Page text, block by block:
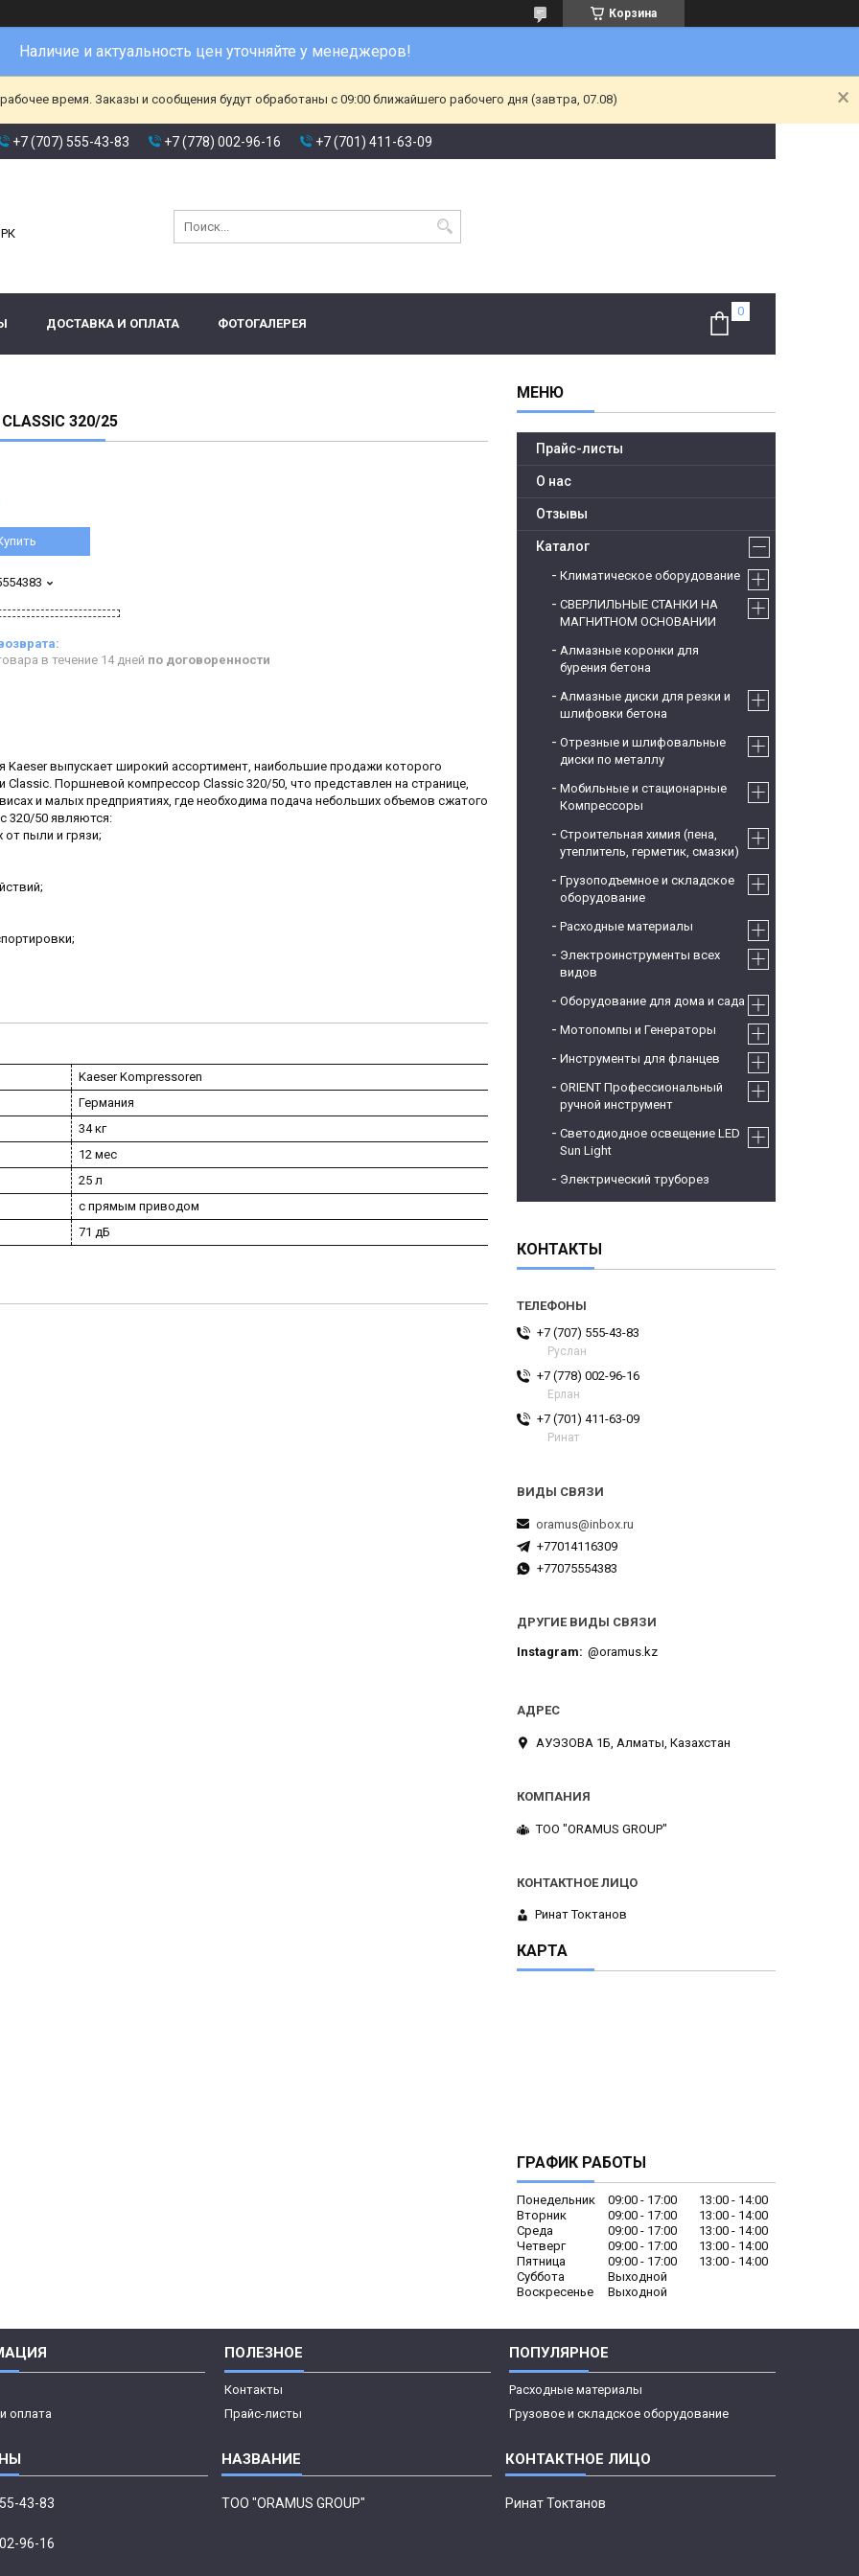
Корзина
Наличие и актуальность цен уточняйте у менеджеров!
время. Заказы и сообщения будут обработаны с 09:00 ближайшего рабочего дня (завтра, 07.08)
+7 (707) 555-43-83 +7 (778) 002-96-16 +7 (701) 411-63-09
ДОСТАВКА И ОПЛАТА ФОТОГАЛЕРЕЯ
CLASSIC 320/25
в течение 14 дней по договоренности
выпускает широкий ассортимент, наибольшие продажи которого
Поршневой компрессор Classic 320/50, что представлен на странице,
и малых предприятиях, где необходима подача небольших объемов сжатого
320/50 являются:
пыли и грязи;
Kaeser Kompressoren
Германия
34 кг
12 мес
25 л
с прямым приводом
71 дБ
Прайс-листы
О нас
Отзывы
Каталог
Климатическое оборудование
СВЕРЛИЛЬНЫЕ СТАНКИ НА
МАГНИТНОМ ОСНОВАНИИ
Алмазные коронки для
бурения бетона
Алмазные диски для резки и
шлифовки бетона
Отрезные и шлифовальные
диски по металлу
Мобильные и стационарные
Компрессоры
Строительная химия (пена,
утеплитель, герметик, смазки)
Грузоподъемное и складское
оборудование
Расходные материалы
Электроинструменты всех
видов
Оборудование для дома и сада
Мотопомпы и Генераторы
Инструменты для фланцев
ORIENT Профессиональный
ручной инструмент
Светодиодное освещение LED
Sun Light
Электрический труборез
КОНТАКТЫ
+7 (707) 555-43-83
Руслан
+7 (778) 002-96-16
Ерлан
+7 (701) 411-63-09
Ринат
oramus@inbox.ru
+77014116309
+77075554383
ДРУГИЕ ВИДЫ СВЯЗИ
Instagram @oramus.kz
АУЭЗОВА 1Б, Алматы, Казахстан
ТОО "ORAMUS GROUP"
Ринат Токтанов
КАРТА
ГРАФИК РАБОТЫ
Понедельник 09:00 17:00 13:00
14:00
Вторник
09:00 17:00 13:00
14:00
Среда
09:00 17:00 13:00
14:00
Четверг
09:00 17:00 13:00
14:00
Пятница
09:00 17:00 13:00
14:00
Суббота
Выходной
Воскресенье
Выходной
оплата
ПОЛЕЗНОЕ
Контакты
Прайс-листы
ПОПУЛЯРНОЕ
Расходные материалы
Грузовое и складское оборудование
43-83
96-16
ТОО "ORAMUS GROUP" Ринат Токтанов